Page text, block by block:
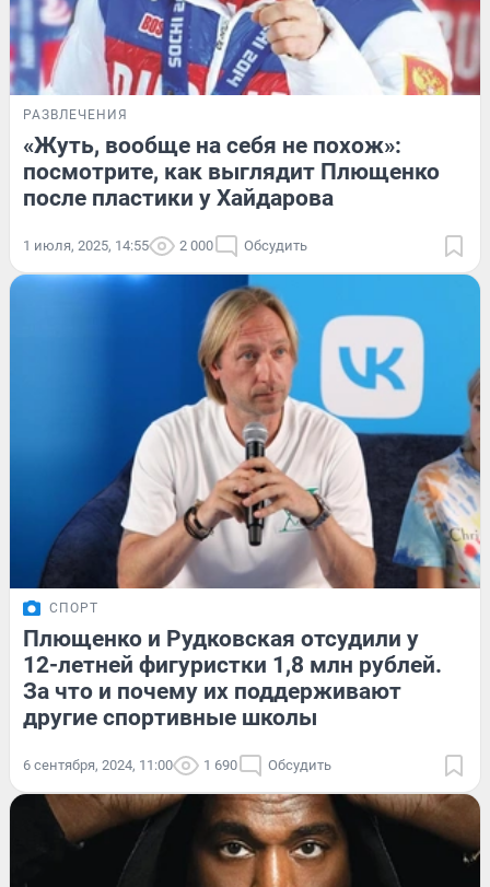
РАЗВЛЕЧЕНИЯ
«Жуть, вообще на себя не похож»:
посмотрите, как выглядит Плющенко
после пластики у Хайдарова
1 июля, 2025, 14:55 2 000 Обсудить
СПОРТ
Плющенко и Рудковская отсудили у
12-летней фигуристки 1,8 млн рублей.
За что и почему их поддерживают
другие спортивные школы
6 сентября, 2024, 11:00 1 690 Обсудить